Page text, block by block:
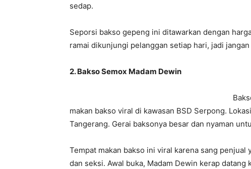
sedap.
Seporsi bakso gepeng ini ditawarkan dengan
ramai dikunjungi pelanggan setiap hari, jadi
2. Bakso Semox Madam Dewin
makan bakso viral di kawasan BSD Serpong.
Tangerang. Gerai baksonya besar dan nyaman
Tempat makan bakso ini viral karena sang penjual
dan seksi. Awal buka, Madam Dewin kerap datang